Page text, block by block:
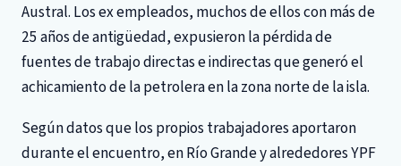
Austral. Los ex empleados, muchos de ellos con más de
25 años de antigüedad, expusieron la pérdida de
fuentes de trabajo directas e indirectas que generó el
achicamiento de la petrolera en la zona norte de la isla.
Según datos que los propios trabajadores aportaron
durante el encuentro, en Río Grande y alrededores YPF